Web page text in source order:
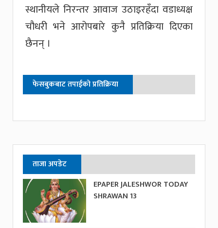
स्थानीयले निरन्तर आवाज उठाइरहँदा वडाध्यक्ष
चौधरी भने आरोपबारे कुनै प्रतिक्रिया दिएका
छैनन् ।
फेसबुकबाट तपाईको प्रतिक्रिया
ताजा अपडेट
EPAPER JALESHWOR TODAY
SHRAWAN 13